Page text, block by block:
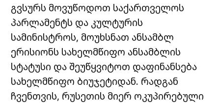
გვსურს მოვუწოდოთ საქართველოს
პარლამენტს და კულტურის
სამინისტროს, მოუხსნათ ანსამბლ
ერისიონს სახელმწიფო ანსამბლის
სტატუსი და შეუწყვიტოთ დაფინანსება
სახელმწიფო ბიუჯეტიდან. რადგან
ჩვენთვის, რუსეთის მიერ ოკუპირებული